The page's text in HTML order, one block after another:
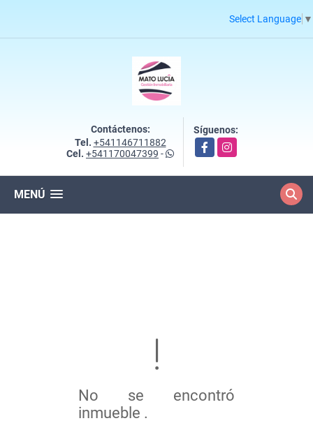
Select Language ▼
Contáctenos:
Tel. +541146711882
Cel. +541170047399 -
Síguenos:
FacebookInstagram
MENÚ
No se encontró
inmueble .